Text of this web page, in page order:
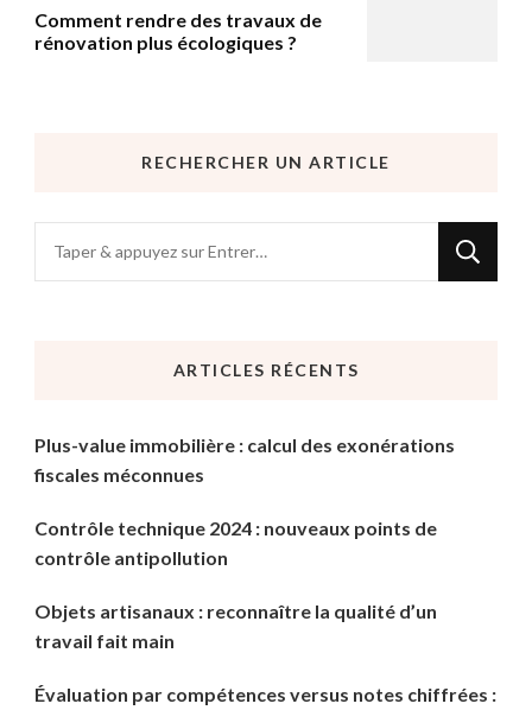
Comment rendre des travaux de
rénovation plus écologiques ?
RECHERCHER UN ARTICLE
recherchiez
ARTICLES RÉCENTS
Plus-value immobilière : calcul des exonérations
fiscales méconnues
Contrôle technique 2024 : nouveaux points de
contrôle antipollution
Objets artisanaux : reconnaître la qualité d’un
travail fait main
Évaluation par compétences versus notes chiffrées :